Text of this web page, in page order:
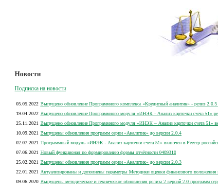
Новости
Подписка на новости
05.05.2022 Выпущено обновление Программного комплекса «Кредитный аналитик» - релиз
19.04.2022 Выпущено обновление Программного модуля «ИНЭК - Анализ карточки счёта 51»
25.11.2021 Выпущено обновление Программного модуля «ИНЭК – Анализ карточки счета 51»
10.09.2021 Выпущены обновления программ серии «Аналитик» до версии 2.0.4
02.07.2021 Программный модуль «ИНЭК - Анализ карточки счета 51» включен в Реестр
07.06.2021 Новый функционал по формированию формы отчётности 0409310
25.02.2021 Выпущены обновления программ серии «Аналитик» до версии 2.0.3
22.01.2021
Актуализированы и дополнены параметры Методики оценки финансового
09.06.2020 Выпущены методическое и техническое обновления релиза 2 версий 2.0 программ